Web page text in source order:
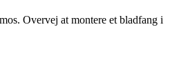
Overvej at montere et bladfang i